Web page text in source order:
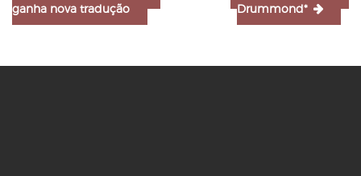
ganha nova tradução
Drummond*